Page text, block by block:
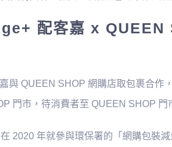
配客嘉 x QUEEN
與 QUEEN SHOP 網購店取包裹合
門市，待消費者至 QUEEN SHOP
2020 年就參與環保署的「網購包裝